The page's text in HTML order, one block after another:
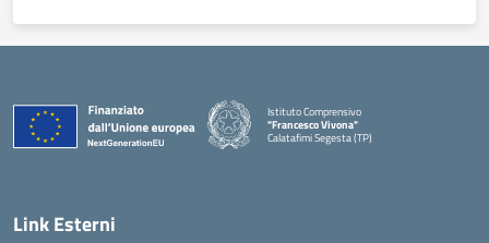
Istituto Comprensivo
"Francesco Vivona"
Calatafimi Segesta (TP)
— Visita la pagina iniziale della scuola
Link Esterni